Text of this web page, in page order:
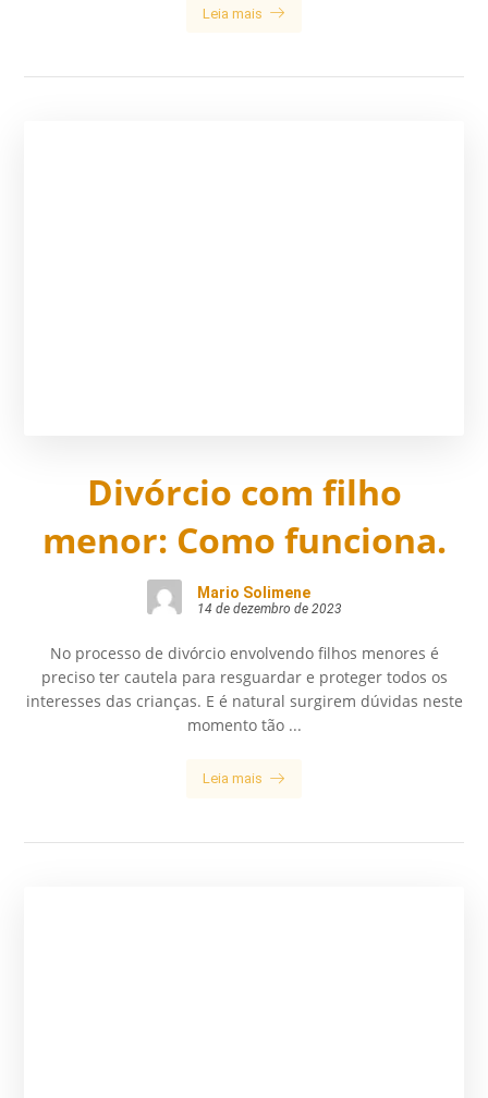
Leia mais
Divórcio com filho
menor: Como funciona.
Mario Solimene
14 de dezembro de 2023
No processo de divórcio envolvendo filhos menores é
preciso ter cautela para resguardar e proteger todos os
interesses das crianças. E é natural surgirem dúvidas neste
momento tão ...
Leia mais